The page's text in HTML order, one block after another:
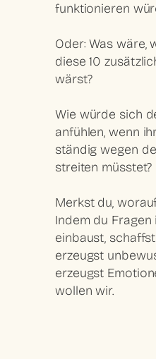
funktionieren
Oder: Was wäre,
diese 10
wärst?
Wie würde sich
anfühlen, wenn
ständig wegen
streiten müsstet?
Merkst du,
Indem du Fragen
einbaust,
erzeugst
erzeugst
wollen wir.